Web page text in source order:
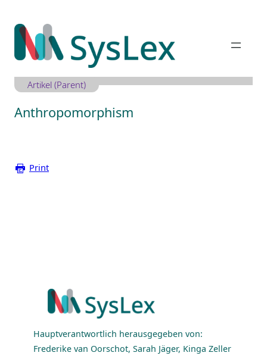
Inhalt
springen
Artikel (Parent)
Anthropomorphism
Print
Hauptverantwortlich herausgegeben von:
Frederike van Oorschot, Sarah Jäger, Kinga Zeller